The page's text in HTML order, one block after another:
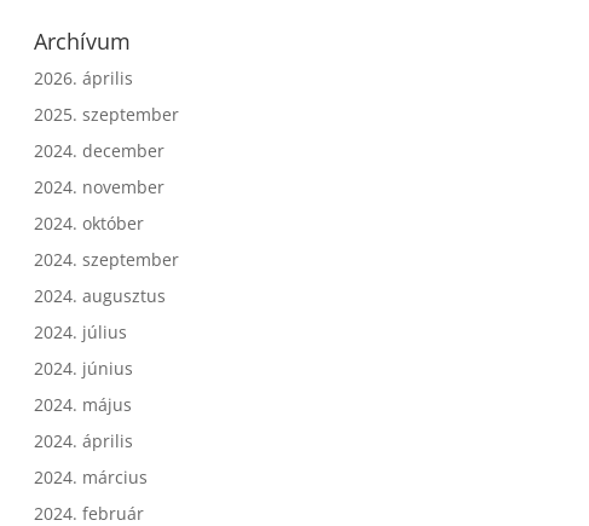
Archívum
2026. április
2025. szeptember
2024. december
2024. november
2024. október
2024. szeptember
2024. augusztus
2024. július
2024. június
2024. május
2024. április
2024. március
2024. február